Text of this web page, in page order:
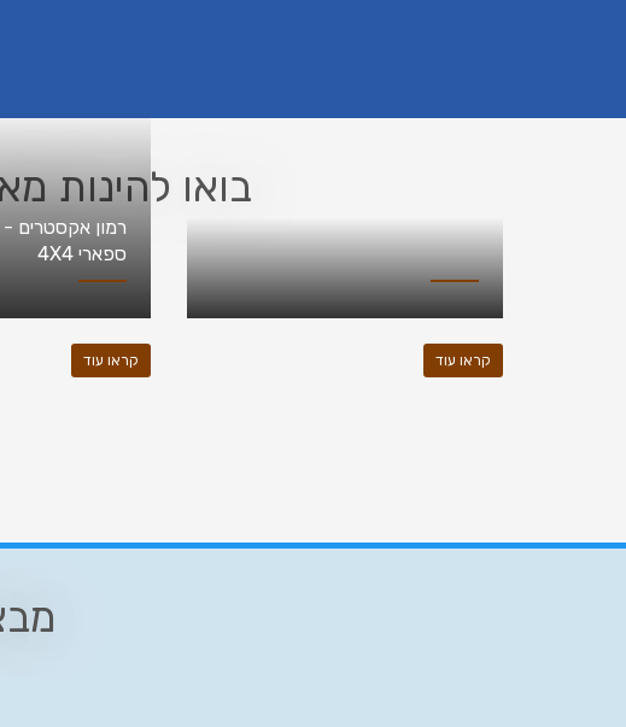
בואו להינות
קראו עוד
רמון אקסטרים -
ספארי 4X4
קראו עוד